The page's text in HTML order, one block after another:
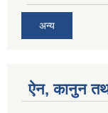
अन्य
ऐन, कानुन